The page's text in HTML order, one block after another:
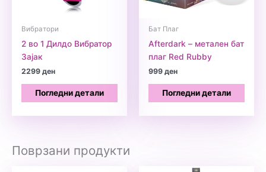
Вибратори
2 во 1 Дилдо Вибратор
Зајак
2299ден
Погледни детали
Бат Плаг
Afterdark – метален бат
плаг Red Rubby
999ден
Погледни детали
Поврзани продукти